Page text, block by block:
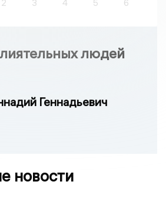
2 3 4 5 6
людей
Геннадьевич
новости